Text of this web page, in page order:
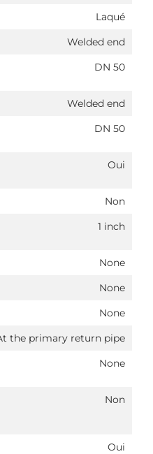
Laqué
Welded end
DN 50
Welded end
DN 50
Oui
Non
1 inch
None
None
None
the primary return pipe
None
Non
Oui